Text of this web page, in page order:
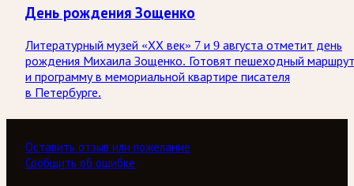
День рождения Зощенко
Литературный музей «ХХ век» 7 и 9 августа отметит день
рождения Михаила Зощенко. Готовят пешеходный маршрут
и программу в мемориальной квартире писателя
в Петербурге.
Оставить отзыв или пожелание
Сообщить об ошибке